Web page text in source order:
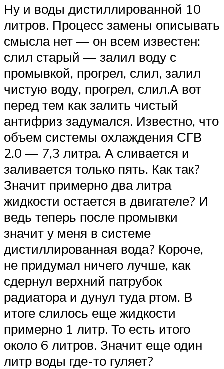
Ну и воды дистиллированной 10
литров. Процесс замены описывать
смысла нет — он всем известен:
слил старый — залил воду с
промывкой, прогрел, слил, залил
чистую воду, прогрел, слил.А вот
перед тем как залить чистый
антифриз задумался. Известно, что
объем системы охлаждения СГВ
2.0 — 7,3 литра. А сливается и
заливается только пять. Как так?
Значит примерно два литра
жидкости остается в двигателе? И
ведь теперь после промывки
значит у меня в системе
дистиллированная вода? Короче,
не придумал ничего лучше, как
сдернул верхний патрубок
радиатора и дунул туда ртом. В
итоге слилось еще жидкости
примерно 1 литр. То есть итого
около 6 литров. Значит еще один
литр воды где-то гуляет?